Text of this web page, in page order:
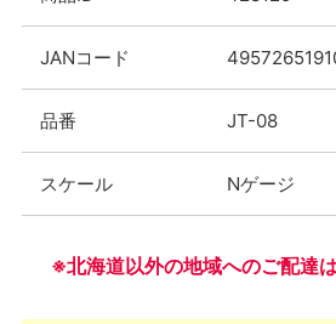
JANコード
品番 JT-08
スケール Nゲージ
※北海道以外の地域へのご配達